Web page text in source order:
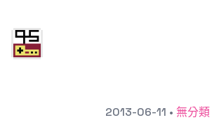
2013-06-11 • 無分類